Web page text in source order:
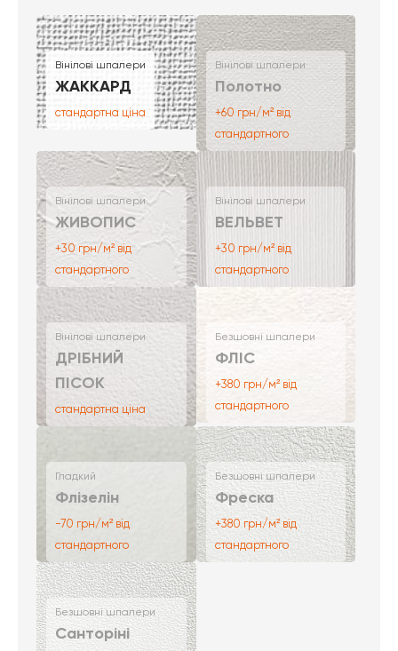
Вінілові шпалери
ЖАККАРД
стандартна ціна
Вінілові шпалери
Полотно
+60 грн/м² від
стандартного
Вінілові шпалери
ЖИВОПИС
+30 грн/м² від
стандартного
Вінілові шпалери
ВЕЛЬВЕТ
+30 грн/м² від
стандартного
Вінілові шпалери
ДРІБНИЙ
ПІСОК
стандартна ціна
Безшовні шпалери
ФЛІС
+380 грн/м² від
стандартного
Гладкий
Флізелін
-70 грн/м² від
стандартного
Безшовні шпалери
Фреска
+380 грн/м² від
стандартного
Безшовні шпалери
Санторіні